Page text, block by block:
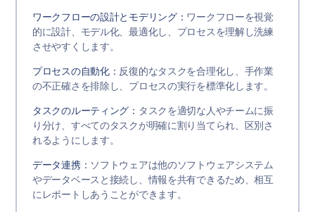
ワークフローの設計とモデリング： ワークフローを視覚
的に設計、モデル化、最適化し、プロセスを理解し洗練
させやすくします。
プロセスの自動化： 反復的なタスクを合理化し、手作業
の不正確さを排除し、プロセスの実行を標準化します。
タスクのルーティング： タスクを適切な人やチームに振
り分け、すべてのタスクが明確に割り当てられ、区別さ
れるようにします。
データ連携： ソフトウェアは他のソフトウェアシステム
やデータベースと接続し、情報を共有できるため、相互
にレポートしあうことができます。